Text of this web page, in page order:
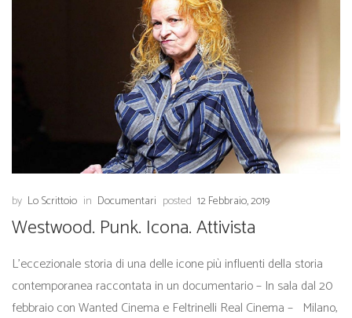
by Lo Scrittoio in Documentari posted 12 Febbraio, 2019
Westwood. Punk. Icona. Attivista
L’eccezionale storia di una delle icone più influenti della storia
contemporanea raccontata in un documentario – In sala dal 20
febbraio con Wanted Cinema e Feltrinelli Real Cinema – Milano,